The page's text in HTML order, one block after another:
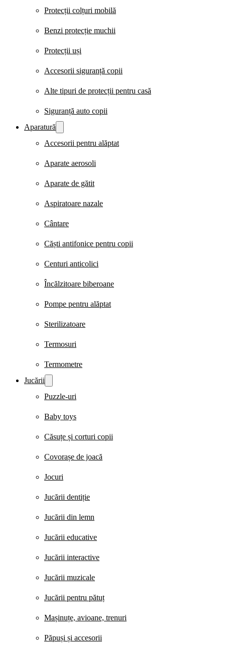
Protecții colțuri mobilă
Benzi protecție muchii
Protecții uși
Accesorii siguranță copii
Alte tipuri de protecții pentru casă
Siguranță auto copii
Aparatură
Accesorii pentru alăptat
Aparate aerosoli
Aparate de gătit
Aspiratoare nazale
Cântare
Căști antifonice pentru copii
Centuri anticolici
Încălzitoare biberoane
Pompe pentru alăptat
Sterilizatoare
Termosuri
Termometre
Jucării
Puzzle-uri
Baby toys
Căsuțe și corturi copii
Covorașe de joacă
Jocuri
Jucării dentiție
Jucării din lemn
Jucării educative
Jucării interactive
Jucării muzicale
Jucării pentru pătuț
Mașinuțe, avioane, trenuri
Păpuși și accesorii